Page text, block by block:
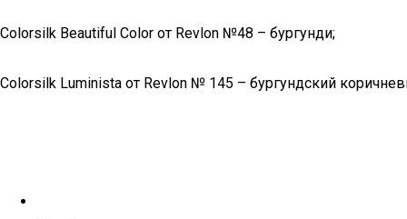
Colorsilk Beautiful Color от Revlon №48 – бургунди;
Colorsilk Luminista от Revlon № 145 – бургундский